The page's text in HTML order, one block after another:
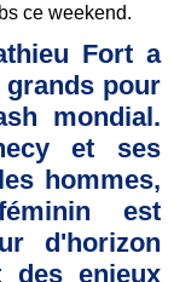
ce weekend.
Fort a
pour
mondial.
et ses
hommes,
est
d'horizon
des enjeux